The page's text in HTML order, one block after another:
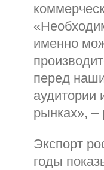
именно
перед
аудитории
рынках», –
Экспорт
годы